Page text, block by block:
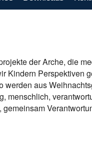
der Arche, die
Kindern Perspektiven
werden aus
menschlich,